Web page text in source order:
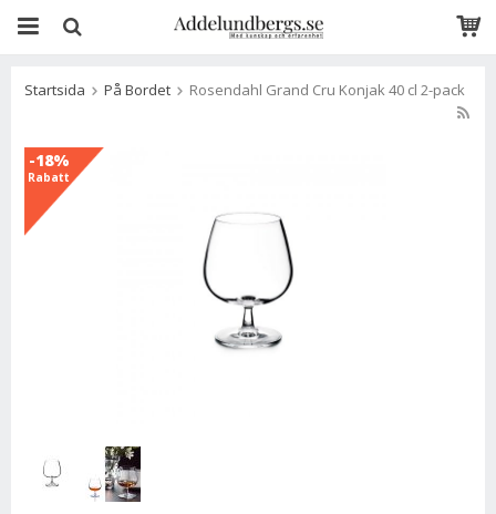
Startsida På Bordet Rosendahl Grand Cru Konjak 40 cl 2-pack
-18%
Rabatt